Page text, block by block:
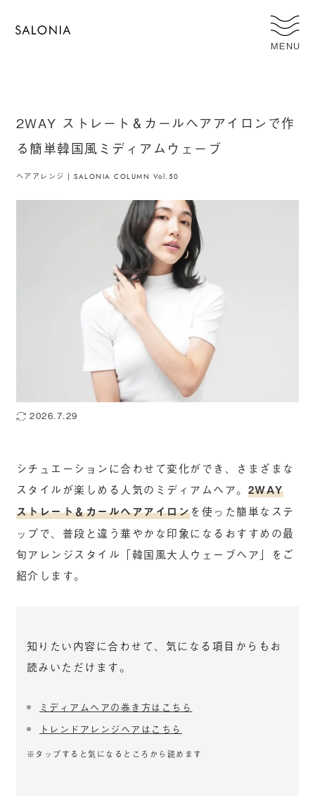
MENU
2WAY ストレート＆カールヘアアイロンで作
る簡単韓国風ミディアムウェーブ
ヘアアレンジ | SALONIA COLUMN Vol.50
2026.7.29
シチュエーションに合わせて変化ができ、さまざまな
スタイルが楽しめる人気のミディアムヘア。 2WAY
ストレート＆カールヘアアイロンを使った簡単なステ
ップで、普段と違う華やかな印象になるおすすめの最
旬アレンジスタイル「韓国風大人ウェーブヘア」をご
紹介します。
知りたい内容に合わせて、気になる項目からもお
読みいただけます。
ミディアムヘアの巻き方はこちら
トレンドアレンジヘアはこちら
※タップすると気になるところから読めます